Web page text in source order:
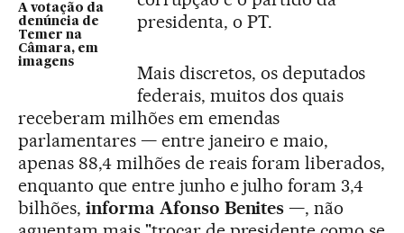
A votação da
denúncia de
Temer na
Câmara, em
imagens
presidenta, o PT.
Mais discretos, os deputados
federais, muitos dos quais
receberam milhões em emendas
parlamentares — entre janeiro e maio,
apenas 88,4 milhões de reais foram liberados,
enquanto que entre junho e julho foram 3,4
bilhões, informa Afonso Benites —, não